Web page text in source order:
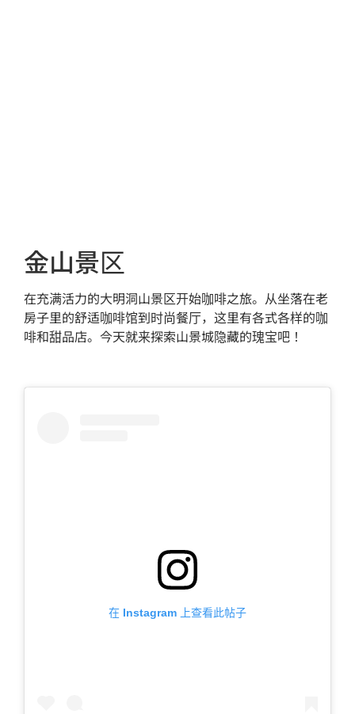
金山景区
在充满活力的大明洞山景区开始咖啡之旅。从坐落在老
房子里的舒适咖啡馆到时尚餐厅，这里有各式各样的咖
啡和甜品店。今天就来探索山景城隐藏的瑰宝吧！
在 Instagram 上查看此帖子